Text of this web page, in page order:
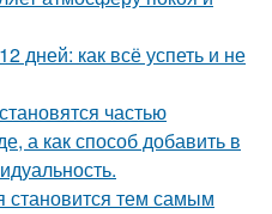
дней: как всё успеть и не
частью
а как способ добавить в
становится тем самым